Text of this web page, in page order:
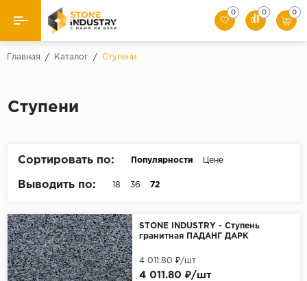
Назад
Плитка
0 0 0
Главная / Каталог / Ступени
Ступени
Сортировать по: Популярности Цене
Выводить по: 18 36 72
STONE INDUSTRY - Ступень
гранитная ПАДАНГ ДАРК
4 011.80 ₽/шт
4 011.80 ₽/шт